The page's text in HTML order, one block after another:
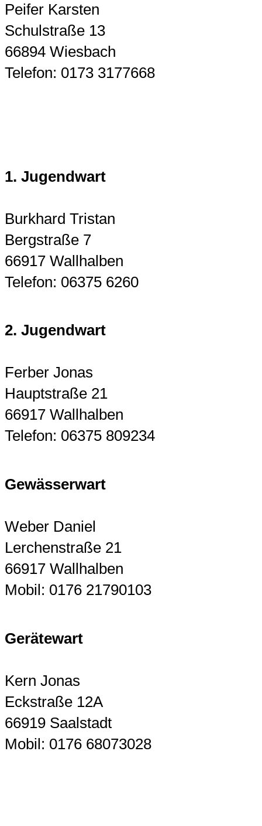
Peifer Karsten
Schulstraße 13
66894 Wiesbach
Telefon: 0173 3177668
1. Jugendwart
Burkhard Tristan
Bergstraße 7
66917 Wallhalben
Telefon: 06375 6260
2. Jugendwart
Ferber Jonas
Hauptstraße 21
66917 Wallhalben
Telefon: 06375 809234
Gewässerwart
Weber Daniel
Lerchenstraße 21
66917 Wallhalben
Mobil: 0176 21790103
Gerätewart
Kern Jonas
Eckstraße 12A
66919 Saalstadt
Mobil: 0176 68073028